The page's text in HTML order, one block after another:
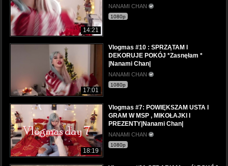
14:21
NANAMI CHAN
1080p
17:01
Vlogmas #10 : SPRZĄTAM I
DEKORUJE POKÓJ *Zasnęłam *
|Nanami Chan|
NANAMI CHAN
1080p
18:19
Vlogmas #7: POWIĘKSZAM USTA I
GRAM W MSP , MIKOŁAJKI I
PREZENTY|Nanami Chan|
NANAMI CHAN
1080p